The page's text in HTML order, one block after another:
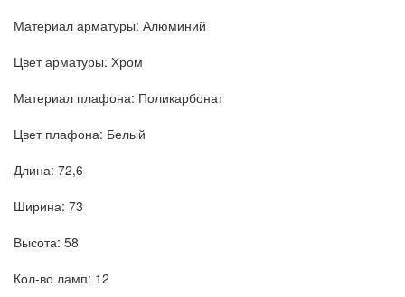
Материал арматуры: Алюминий
Цвет арматуры: Хром
Материал плафона: Поликарбонат
Цвет плафона: Белый
Длина: 72,6
Ширина: 73
Высота: 58
Кол-во ламп: 12